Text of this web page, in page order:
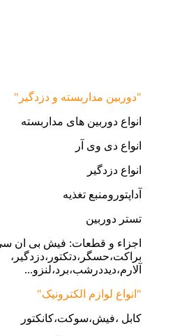
"دوربین مداربسته و دزدگیر"
انواع دوربین های مداربسته
انواع دی وی آر
انواع دزدگیر
آداپتورومنبع تغذیه
تستر دوربین
اجزاء و قطعات: فیش بی ان
براکت،حسگر،دتکتور،دزدگیر،
آلارم،دیددرشب،برد،لنزو...
"انواع لوازم الکترونیک"
کابل ،فیش،سوکت،کانکتور